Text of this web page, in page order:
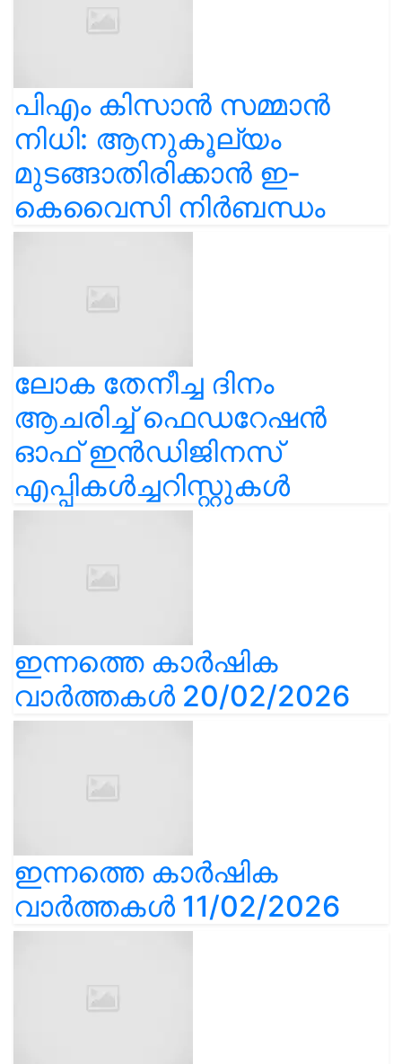
പിഎം കിസാൻ സമ്മാൻ
നിധി: ആനുകൂല്യം
മുടങ്ങാതിരിക്കാൻ ഇ-
കെവൈസി നിർബന്ധം
ലോക തേനീച്ച ദിനം
ആചരിച്ച് ഫെഡറേഷൻ
ഓഫ് ഇൻഡിജിനസ്
എപ്പികൾച്ചറിസ്റ്റുകൾ
ഇന്നത്തെ കാർഷിക
വാർത്തകൾ 20/02/2026
ഇന്നത്തെ കാർഷിക
വാർത്തകൾ 11/02/2026